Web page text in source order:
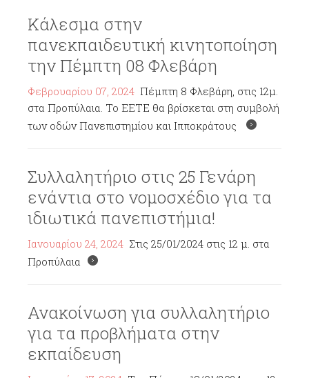
Κάλεσμα στην
πανεκπαιδευτική κινητοποίηση
την Πέμπτη 08 Φλεβάρη
Φεβρουαρίου 07, 2024 Πέμπτη 8 Φλεβάρη, στις 12μ.
στα Προπύλαια. Το ΕΕΤΕ θα βρίσκεται στη συμβολή
των οδών Πανεπιστημίου και Ιπποκράτους
Συλλαλητήριο στις 25 Γενάρη
ενάντια στο νομοσχέδιο για τα
ιδιωτικά πανεπιστήμια!
Ιανουαρίου 24, 2024 Στις 25/01/2024 στις 12 μ. στα
Προπύλαια
Ανακοίνωση για συλλαλητήριο
για τα προβλήματα στην
εκπαίδευση